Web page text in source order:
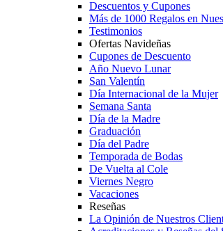
Descuentos y Cupones
Más de 1000 Regalos en
Testimonios
Ofertas Navideñas
Cupones de Descuento
Año Nuevo Lunar
San Valentín
Día Internacional de la Mujer
Semana Santa
Día de la Madre
Graduación
Día del Padre
Temporada de Bodas
De Vuelta al Cole
Viernes Negro
Vacaciones
Reseñas
La Opinión de Nuestros